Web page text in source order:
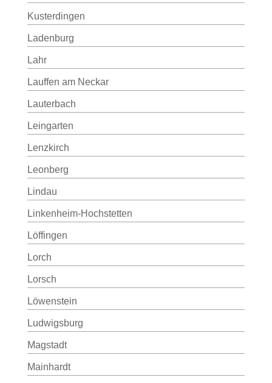
Kusterdingen
Ladenburg
Lahr
Lauffen am Neckar
Lauterbach
Leingarten
Lenzkirch
Leonberg
Lindau
Linkenheim-Hochstetten
Löffingen
Lorch
Lorsch
Löwenstein
Ludwigsburg
Magstadt
Mainhardt